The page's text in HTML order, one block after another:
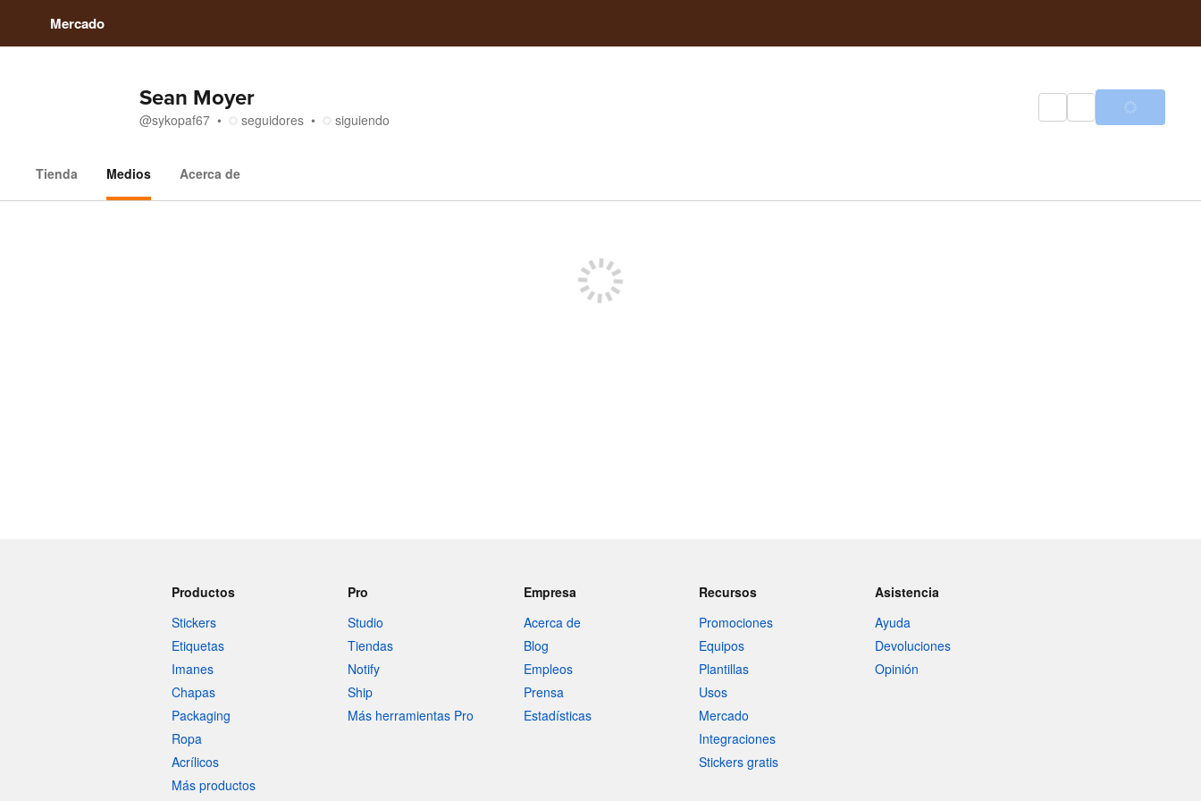
Mercado
Sean Moyer
@sykopaf67 seguidores siguiendo
Tienda Medios Acerca de
Productos
Stickers
Etiquetas
Imanes
Chapas
Packaging
Ropa
Acrílicos
Más productos
Pro
Studio
Tiendas
Notify
Ship
Más herramientas Pro
Empresa
Acerca de
Blog
Empleos
Prensa
Estadísticas
Recursos
Promociones
Equipos
Plantillas
Usos
Mercado
Integraciones
Stickers gratis
Asistencia
Ayuda
Devoluciones
Opinión